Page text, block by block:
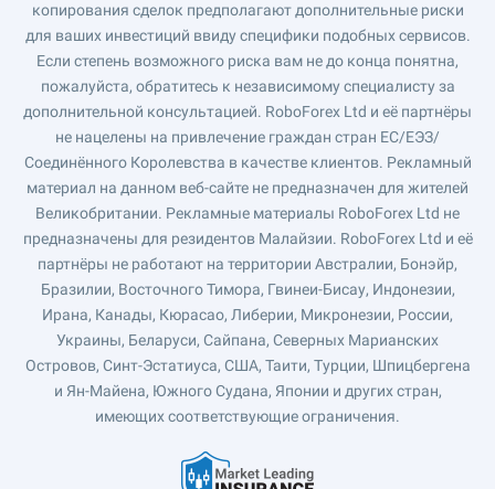
копирования сделок предполагают дополнительные риски
для ваших инвестиций ввиду специфики подобных сервисов.
Если степень возможного риска вам не до конца понятна,
пожалуйста, обратитесь к независимому специалисту за
дополнительной консультацией. RoboForex Ltd и её партнёры
не нацелены на привлечение граждан стран ЕС/ЕЭЗ/
Соединённого Королевства в качестве клиентов. Рекламный
материал на данном веб-сайте не предназначен для жителей
Великобритании. Рекламные материалы RoboForex Ltd не
предназначены для резидентов Малайзии. RoboForex Ltd и её
партнёры не работают на территории Австралии, Бонэйр,
Бразилии, Восточного Тимора, Гвинеи-Бисау, Индонезии,
Ирана, Канады, Кюрасао, Либерии, Микронезии, России,
Украины, Беларуси, Сайпана, Северных Марианских
Островов, Синт-Эстатиуса, США, Таити, Турции, Шпицбергена
и Ян-Майена, Южного Судана, Японии и других стран,
имеющих соответствующие ограничения.